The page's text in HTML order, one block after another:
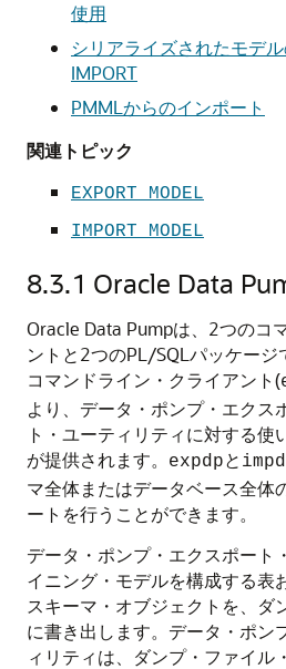
使用
シリアライズされたモデ
IMPORT
PMMLからのインポート
関連トピック
EXPORT_MODEL
IMPORT_MODEL
8.3.1 Oracle Data
Oracle Data Pumpは、2つのコ
ントと2つのPL/SQLパッケージ
コマンドライン・クライアント(
より、データ・ポンプ・エクス
ト・ユーティリティに対する使
が提供されます。
expdpと
マ全体またはデータベース全体
ートを行うことができます。
データ・ポンプ・エクスポート
イニング・モデルを構成する表
スキーマ・オブジェクトを、ダ
に書き出します。データ・ポン
ィリティは、ダンプ・ファイル